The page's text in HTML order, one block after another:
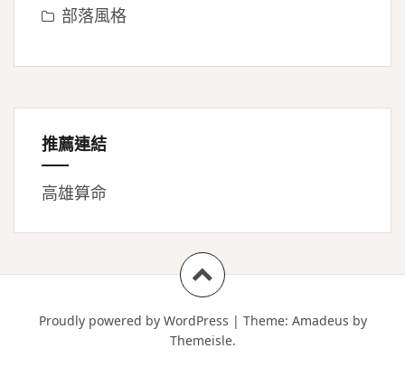
部落風格
推薦連結
高雄算命
Proudly powered by WordPress | Theme: Amadeus by
Themeisle.